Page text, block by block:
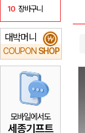
10 장바구니
대박머니
COUPON SHOP
₩
모바일에서도
세종기프트